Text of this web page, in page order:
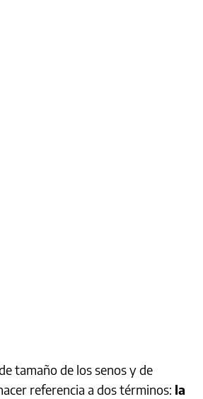
tamaño de los senos y de
referencia a dos términos: la